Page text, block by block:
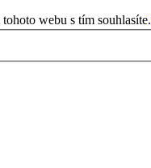
webu s tím souhlasíte.